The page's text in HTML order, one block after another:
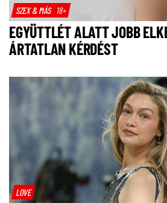
SZEX & MÁS 18+
EGYÜTTLÉT ALATT JOBB
ÁRTATLAN KÉRDÉST
LOVE